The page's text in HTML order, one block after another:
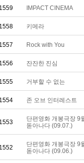
1559 IMPACT CINEMA
1558 키메라
1557 Rock with You
1556 잔잔한 진심
1555 거부할 수 없는
1554 존 오브 인터레스트
1553
단편영화 개봉극장 9
돋아나다 (09.07.)
1552
단편영화 개봉극장 9
돋아나다 (09.06.)